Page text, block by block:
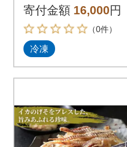
寄付金額 16,000円
（0件）
冷凍